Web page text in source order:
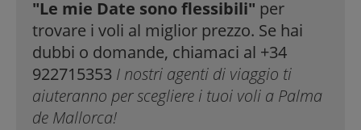
"Le mie Date sono flessibili" per
trovare i voli al miglior prezzo. Se hai
dubbi o domande, chiamaci al +34
922715353 I nostri agenti di viaggio ti
aiuteranno per scegliere i tuoi voli a Palma
de Mallorca!